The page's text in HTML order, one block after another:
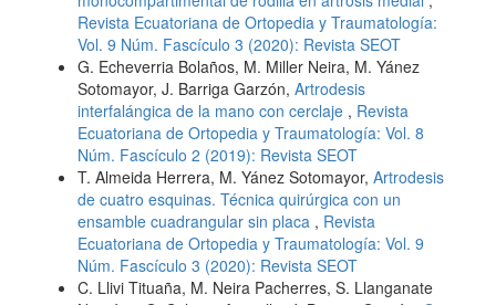
Revista Ecuatoriana de Ortopedia y Traumatología:
Vol. 9 Núm. Fascículo 3 (2020): Revista SEOT
G. Echeverria Bolaños, M. Miller Neira, M. Yánez
Sotomayor, J. Barriga Garzón, Artrodesis
interfalángica de la mano con cerclaje , Revista
Ecuatoriana de Ortopedia y Traumatología: Vol. 8
Núm. Fascículo 2 (2019): Revista SEOT
T. Almeida Herrera, M. Yánez Sotomayor, Artrodesis
de cuatro esquinas. Técnica quirúrgica con un
ensamble cuadrangular sin placa , Revista
Ecuatoriana de Ortopedia y Traumatología: Vol. 9
Núm. Fascículo 3 (2020): Revista SEOT
C. Llivi Tituaña, M. Neira Pacherres, S. Llanganate